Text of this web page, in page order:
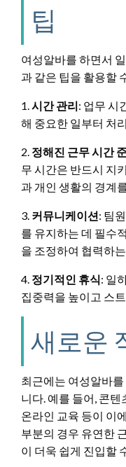
팁
여성알바를 하면서
과 같은 팁을 활용할
1. 시간 관리: 업무 시
해 중요한 일부터 처
2. 정해진 근무 시간
무 시간은 반드시 지
과 개인 생활의 경계
3. 커뮤니케이션: 팀
를 유지하는 데 필수
을 조정하여 협력하
4. 정기적인 휴식: 일
집중력을 높이고 스
새로운
최근에는 여성알바
니다. 예를 들어, 콘텐
온라인 교육 등이 이
부분의 경우 유연한
이 더욱 쉽게 진입할